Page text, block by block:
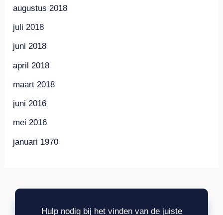
augustus 2018
juli 2018
juni 2018
april 2018
maart 2018
juni 2016
mei 2016
januari 1970
Hulp nodig bij het vinden van de juiste